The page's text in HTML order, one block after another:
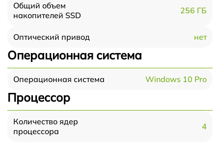
Общий объем
накопителей SSD
256 ГБ
Оптический привод нет
Операционная система
Операционная система Windows 10 Pro
Процессор
Количество ядер
процессора
4